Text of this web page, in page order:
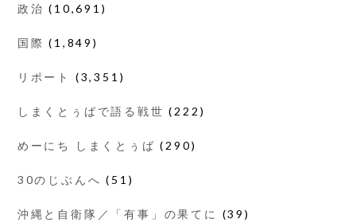
政治 (10,691)
国際 (1,849)
リポート (3,351)
しまくとぅばで語る戦世 (222)
めーにち しまくとぅば (290)
30のじぶんへ (51)
沖縄と自衛隊／「有事」の果てに (39)